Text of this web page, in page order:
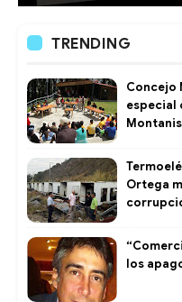
TRENDING
Concejo
especial
Ortega
los